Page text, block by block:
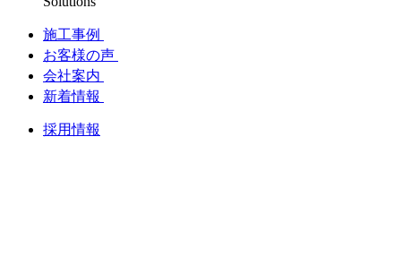
施工事例
お客様の声
会社案内
新着情報
採用情報